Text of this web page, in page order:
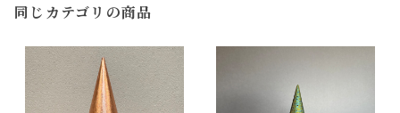
同じカテゴリの商品